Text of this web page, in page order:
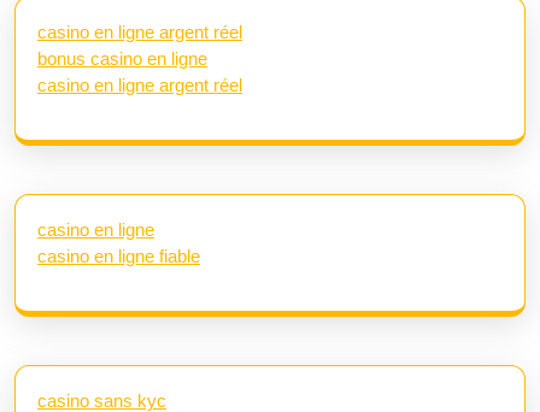
casino en ligne argent réel
bonus casino en ligne
casino en ligne argent réel
casino en ligne
casino en ligne fiable
casino sans kyc